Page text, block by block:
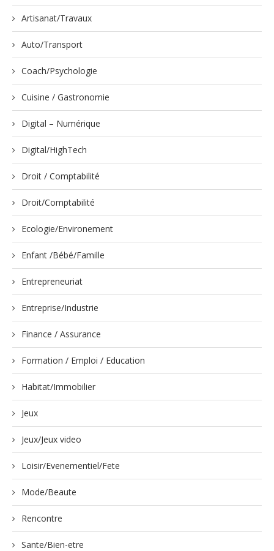
Artisanat/Travaux
Auto/Transport
Coach/Psychologie
Cuisine / Gastronomie
Digital – Numérique
Digital/HighTech
Droit / Comptabilité
Droit/Comptabilité
Ecologie/Environement
Enfant /Bébé/Famille
Entrepreneuriat
Entreprise/Industrie
Finance / Assurance
Formation / Emploi / Education
Habitat/Immobilier
Jeux
Jeux/Jeux video
Loisir/Evenementiel/Fete
Mode/Beaute
Rencontre
Sante/Bien-etre